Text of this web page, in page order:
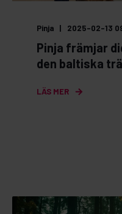
Pinja 2025-02-13
Pinja främjar
den baltiska
LÄS MER